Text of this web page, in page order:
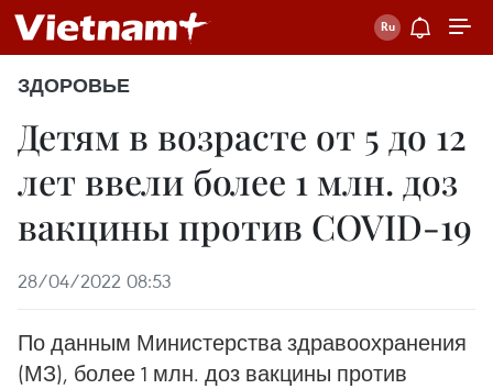
ЗДОРОВЬЕ
Детям в возрасте от 5 до 12
лет ввели более 1 млн. доз
вакцины против COVID-19
28/04/2022 08:53
По данным Министерства здравоохранения
(МЗ), более 1 млн. доз вакцины против